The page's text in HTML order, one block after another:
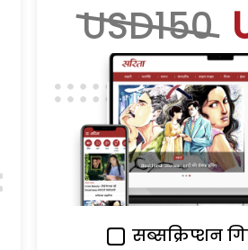
USD150
सब्सक्रिप्शन